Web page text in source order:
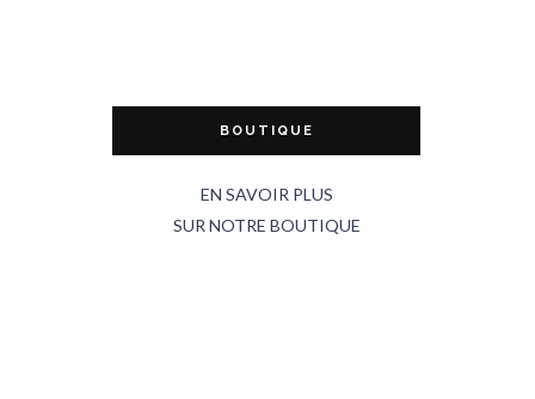
BOUTIQUE
EN SAVOIR PLUS
SUR NOTRE BOUTIQUE